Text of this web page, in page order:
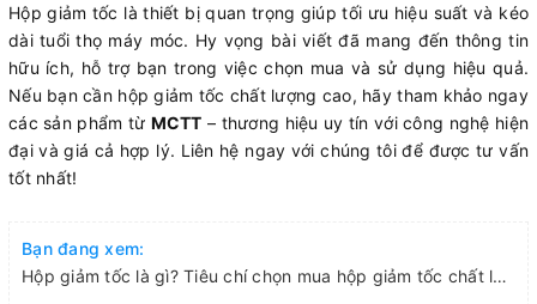
Hộp giảm tốc là thiết bị quan trọng giúp tối ưu hiệu suất và kéo
dài tuổi thọ máy móc. Hy vọng bài viết đã mang đến thông tin
hữu ích, hỗ trợ bạn trong việc chọn mua và sử dụng hiệu quả.
Nếu bạn cần hộp giảm tốc chất lượng cao, hãy tham khảo ngay
các sản phẩm từ MCTT – thương hiệu uy tín với công nghệ hiện
đại và giá cả hợp lý. Liên hệ ngay với chúng tôi để được tư vấn
tốt nhất!
Bạn đang xem:
Hộp giảm tốc là gì? Tiêu chí chọn mua hộp giảm tốc chất lượng